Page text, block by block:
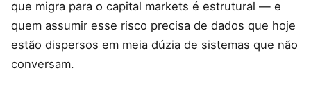
que migra para o capital markets é estrutural — e
quem assumir esse risco precisa de dados que hoje
estão dispersos em meia dúzia de sistemas que não
conversam.